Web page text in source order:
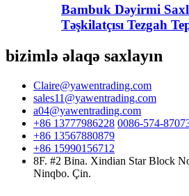
Bambuk Dəyirmi
Təşkilatçısı Tezgah
bizimlə əlaqə saxlayın
Claire@yawentrading.com
sales11@yawentrading.com
a04@yawentrading.com
+86 13777986228 0086-574-
+86 13567880879
+86 15990156712
8F. #2 Bina. Xindian Star Block
Ninqbo. Çin.